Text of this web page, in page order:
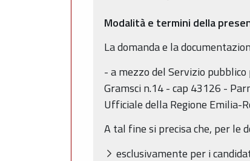
Modalità e termini della
La domanda e la
- a mezzo del Servizio
Gramsci n.14 - cap 43126 -
Ufficiale della Regione Emilia-
A tal fine si precisa che, per le
esclusivamente per i